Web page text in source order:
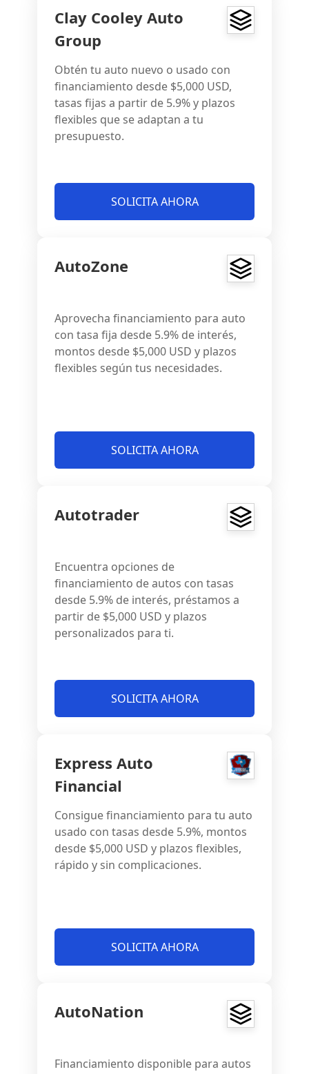
Clay Cooley Auto
Group
Obtén tu auto nuevo o usado con
financiamiento desde $5,000 USD,
tasas fijas a partir de 5.9% y plazos
flexibles que se adaptan a tu
presupuesto.
SOLICITA AHORA
AutoZone
Aprovecha financiamiento para auto
con tasa fija desde 5.9% de interés,
montos desde $5,000 USD y plazos
flexibles según tus necesidades.
SOLICITA AHORA
Autotrader
Encuentra opciones de
financiamiento de autos con tasas
desde 5.9% de interés, préstamos a
partir de $5,000 USD y plazos
personalizados para ti.
SOLICITA AHORA
Express Auto
Financial
Consigue financiamiento para tu auto
usado con tasas desde 5.9%, montos
desde $5,000 USD y plazos flexibles,
rápido y sin complicaciones.
SOLICITA AHORA
AutoNation
Financiamiento disponible para autos